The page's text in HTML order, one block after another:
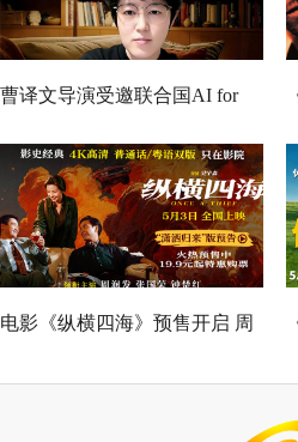
曹译文导演受邀联合国AI for
Good全球峰会 以AI影像传递向
善力量
电影《纵横四海》预售开启 周